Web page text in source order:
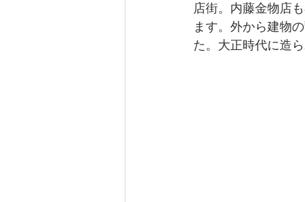
店街。内藤金物店
ます。外から建物
た。大正時代に造